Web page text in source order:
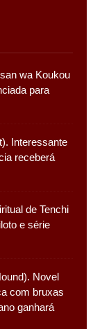
wa Koukou
para
Interessante
receberá
de Tenchi
e série
Novel
com bruxas
ganhará